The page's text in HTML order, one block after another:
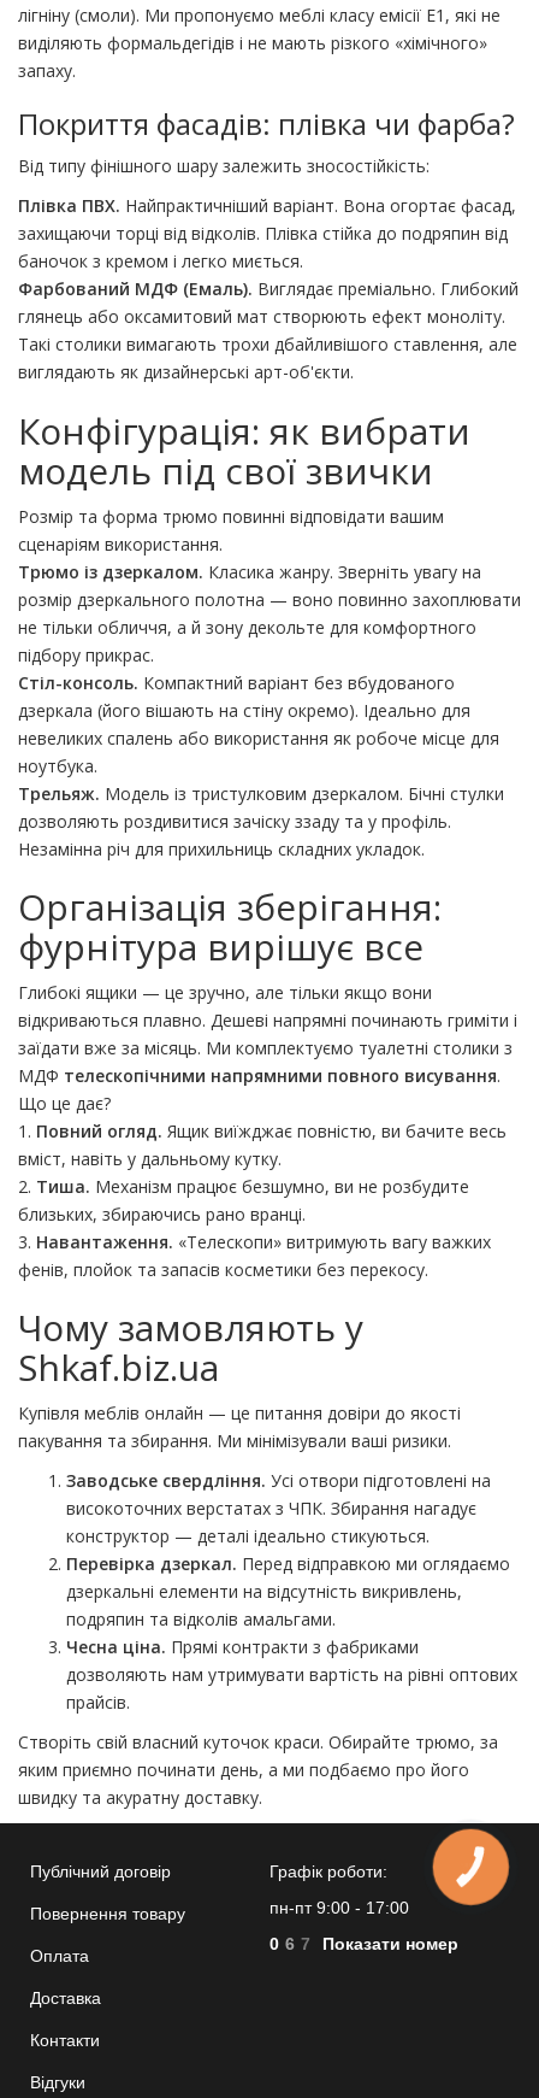
лігніну (смоли). Ми пропонуємо меблі класу емісії E1, які не
виділяють формальдегідів і не мають різкого «хімічного»
запаху.
Покриття фасадів: плівка чи фарба?
Від типу фінішного шару залежить зносостійкість:
Плівка ПВХ. Найпрактичніший варіант. Вона огортає фасад,
захищаючи торці від відколів. Плівка стійка до подряпин від
баночок з кремом і легко миється.
Фарбований МДФ (Емаль). Виглядає преміально. Глибокий
глянець або оксамитовий мат створюють ефект моноліту.
Такі столики вимагають трохи дбайливішого ставлення, але
виглядають як дизайнерські арт-об'єкти.
Конфігурація: як вибрати
модель під свої звички
Розмір та форма трюмо повинні відповідати вашим
сценаріям використання.
Трюмо із дзеркалом. Класика жанру. Зверніть увагу на
розмір дзеркального полотна — воно повинно захоплювати
не тільки обличчя, а й зону декольте для комфортного
підбору прикрас.
Стіл-консоль. Компактний варіант без вбудованого
дзеркала (його вішають на стіну окремо). Ідеально для
невеликих спалень або використання як робоче місце для
ноутбука.
Трельяж. Модель із тристулковим дзеркалом. Бічні стулки
дозволяють роздивитися зачіску ззаду та у профіль.
Незамінна річ для прихильниць складних укладок.
Організація зберігання:
фурнітура вирішує все
Глибокі ящики — це зручно, але тільки якщо вони
відкриваються плавно. Дешеві напрямні починають гриміти і
заїдати вже за місяць. Ми комплектуємо туалетні столики з
МДФ телескопічними напрямними повного висування.
Що це дає?
1. Повний огляд. Ящик виїжджає повністю, ви бачите весь
вміст, навіть у дальньому кутку.
2. Тиша. Механізм працює безшумно, ви не розбудите
близьких, збираючись рано вранці.
3. Навантаження. «Телескопи» витримують вагу важких
фенів, плойок та запасів косметики без перекосу.
Чому замовляють у
Shkaf.biz.ua
Купівля меблів онлайн — це питання довіри до якості
пакування та збирання. Ми мінімізували ваші ризики.
Заводське свердління. Усі отвори підготовлені на
високоточних верстатах з ЧПК. Збирання нагадує
конструктор — деталі ідеально стикуються.
Перевірка дзеркал. Перед відправкою ми оглядаємо
дзеркальні елементи на відсутність викривлень,
подряпин та відколів амальгами.
Чесна ціна. Прямі контракти з фабриками
дозволяють нам утримувати вартість на рівні оптових
прайсів.
Створіть свій власний куточок краси. Обирайте трюмо, за
яким приємно починати день, а ми подбаємо про його
швидку та акуратну доставку.
Публічний договір
Повернення товару
Оплата
Доставка
Контакти
Відгуки
Графік роботи:
пн-пт 9:00 - 17:00
0 6 7 Показати номер
КНОПКА
ЗВ'ЯЗКУ